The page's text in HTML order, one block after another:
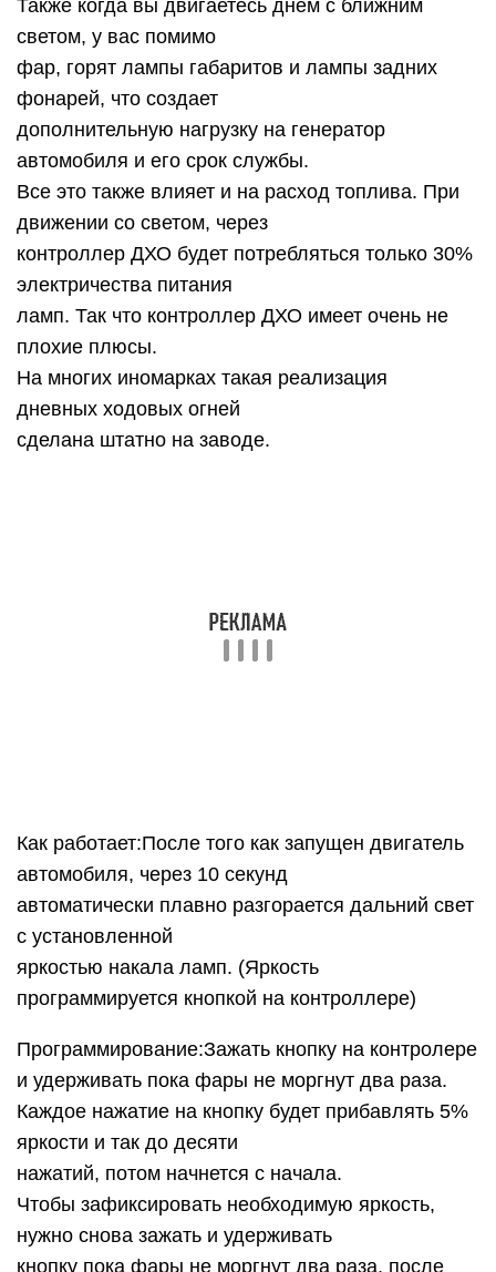
Также когда вы двигаетесь днем с ближним
светом, у вас помимо
фар, горят лампы габаритов и лампы задних
фонарей, что создает
дополнительную нагрузку на генератор
автомобиля и его срок службы.
Все это также влияет и на расход топлива. При
движении со светом, через
контроллер ДХО будет потребляться только 30%
электричества питания
ламп. Так что контроллер ДХО имеет очень не
плохие плюсы.
На многих иномарках такая реализация
дневных ходовых огней
сделана штатно на заводе.
Как работает:После того как запущен двигатель
автомобиля, через 10 секунд
автоматически плавно разгорается дальний свет
с установленной
яркостью накала ламп. (Яркость
программируется кнопкой на контроллере)
Программирование:Зажать кнопку на контролере
и удерживать пока фары не моргнут два раза.
Каждое нажатие на кнопку будет прибавлять 5%
яркости и так до десяти
нажатий, потом начнется с начала.
Чтобы зафиксировать необходимую яркость,
нужно снова зажать и удерживать
кнопку пока фары не моргнут два раза, после